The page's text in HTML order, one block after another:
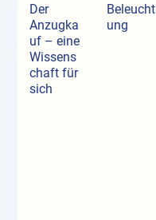
Der
Anzugka
uf ­– eine
Wissens
chaft für
sich
Beleucht
ung